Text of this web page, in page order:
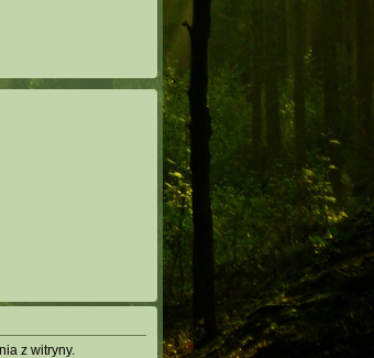
z witryny.